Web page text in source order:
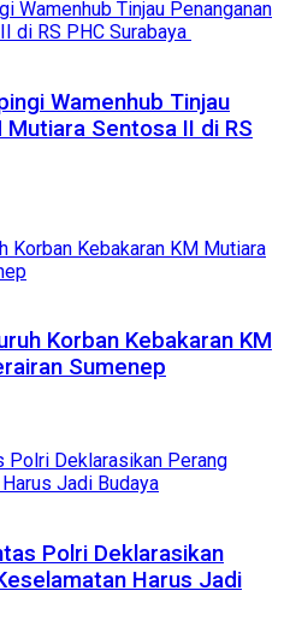
Wamenhub Tinjau
Mutiara Sentosa II di RS
Korban Kebakaran KM
Sumenep
Polri Deklarasikan
Harus Jadi